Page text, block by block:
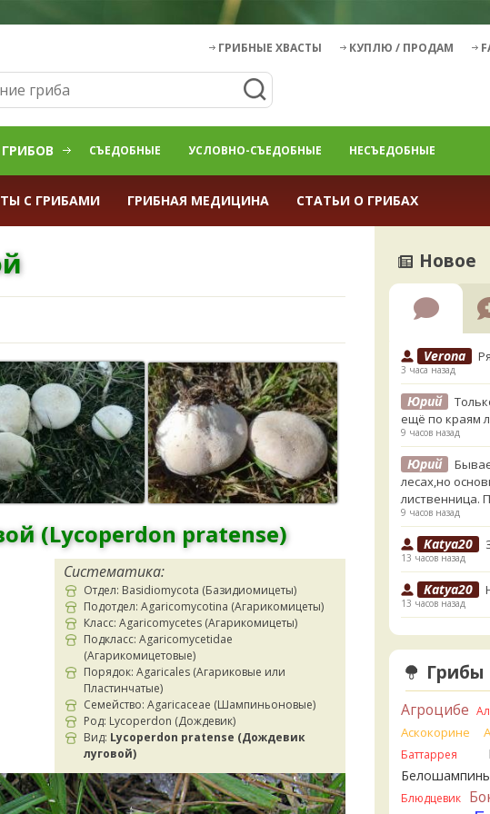
ГРИБНЫЕ ХВАСТЫ КУПЛЮ / ПРОДАМ
СЪЕДОБНЫЕ УСЛОВНО-СЪЕДОБНЫЕ НЕСЪЕДОБНЫЕ
С ГРИБАМИ ГРИБНАЯ МЕДИЦИНА СТАТЬИ О ГРИБАХ
(Lycoperdon pratense)
Систематика:
Отдел: Basidiomycota (Базидиомицеты)
Подотдел: Agaricomycotina (Агарикомицеты)
Класс: Agaricomycetes (Агарикомицеты)
Подкласс: Agaricomycetidae
(Агарикомицетовые)
Порядок: Agaricales (Агариковые или
Пластинчатые)
Семейство: Agaricaceae (Шампиньоновые)
Род: Lycoperdon (Дождевик)
Вид: Lycoperdon pratense (Дождевик
луговой)
Новое
Verona
3 часа назад
Юрий
ещё по краям
9 часов назад
Юрий
лесах,но
лиственница.
9 часов назад
Katya20
13 часов назад
Katya20
13 часов назад
Verona
1 день назад
Verona
1 день назад
Verona
Правильно
1 день назад
BorisM
Грибы
Агроцибе
Аскокорине
Баттаррея
Блюдцевик